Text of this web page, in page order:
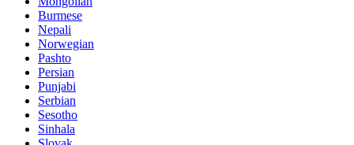
Burmese
Nepali
Norwegian
Pashto
Persian
Punjabi
Serbian
Sesotho
Sinhala